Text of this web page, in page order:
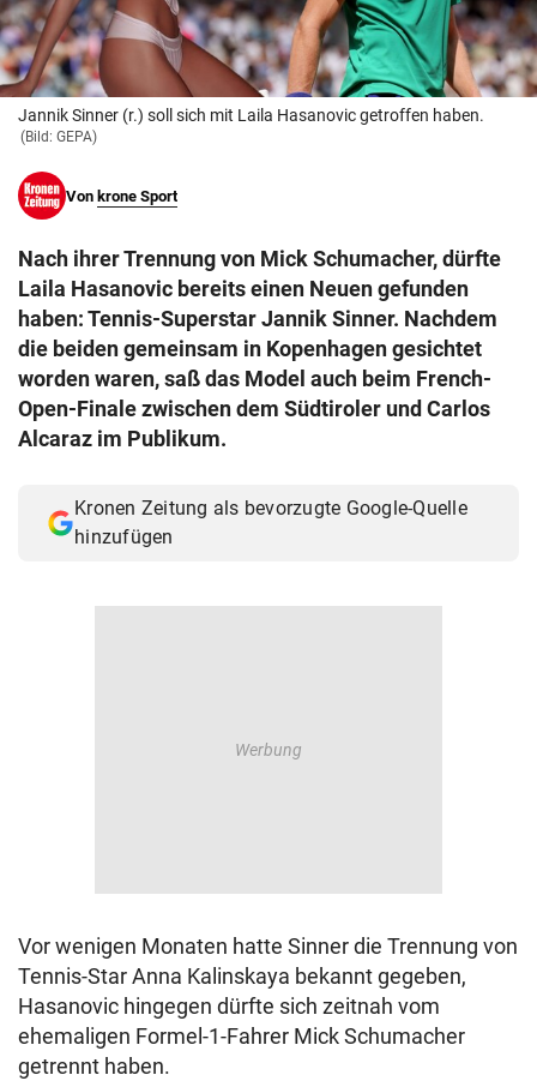
© Krone Multimedia GmbH & Co KG 2026
Muthgasse 2, 1190 Wien
Jannik Sinner (r.) soll sich mit Laila Hasanovic getroffen haben.
(Bild: GEPA)
Von krone Sport
Nach ihrer Trennung von Mick Schumacher, dürfte
Laila Hasanovic bereits einen Neuen gefunden
haben: Tennis-Superstar Jannik Sinner. Nachdem
die beiden gemeinsam in Kopenhagen gesichtet
worden waren, saß das Model auch beim French-
Open-Finale zwischen dem Südtiroler und Carlos
Alcaraz im Publikum.
Kronen Zeitung als bevorzugte Google-Quelle
hinzufügen
Vor wenigen Monaten hatte Sinner die Trennung von
Tennis-Star Anna Kalinskaya bekannt gegeben,
Hasanovic hingegen dürfte sich zeitnah vom
ehemaligen Formel-1-Fahrer Mick Schumacher
getrennt haben.